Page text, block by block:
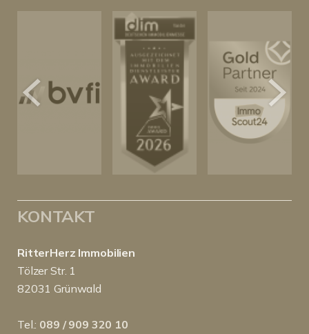
KONTAKT
RitterHerz Immobilien
Tölzer Str. 1
82031 Grünwald
Tel.: 089 / 909 320 10